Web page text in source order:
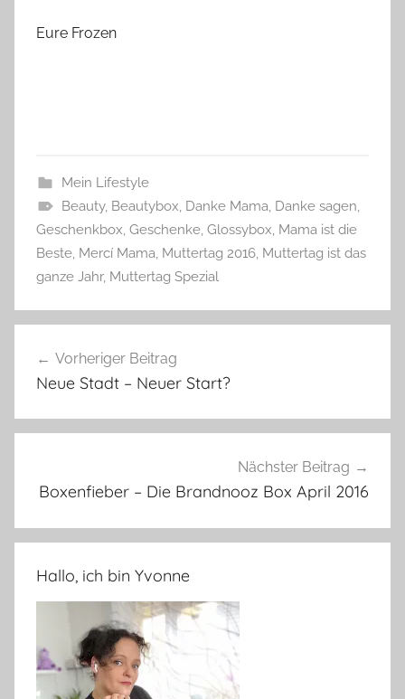
Eure Frozen
Mein Lifestyle
Beauty, Beautybox, Danke Mama, Danke sagen,
Geschenkbox, Geschenke, Glossybox, Mama ist die
Beste, Mercí Mama, Muttertag 2016, Muttertag ist das
ganze Jahr, Muttertag Spezial
Vorheriger Beitrag
Neue Stadt – Neuer Start?
Nächster Beitrag
Boxenfieber – Die Brandnooz Box April 2016
Hallo, ich bin Yvonne